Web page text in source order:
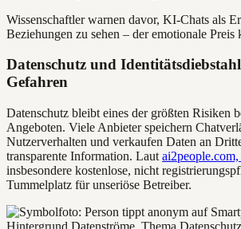
Wissenschaftler warnen davor, KI-Chats als
Beziehungen zu sehen – der emotionale Preis
Datenschutz und
Gefahren
Datenschutz bleibt eines der größten Risiken
Angeboten. Viele Anbieter speichern
Nutzerverhalten und verkaufen Daten an
transparente Information. Laut
insbesondere kostenlose, nicht
Tummelplatz für unseriöse Betreiber.